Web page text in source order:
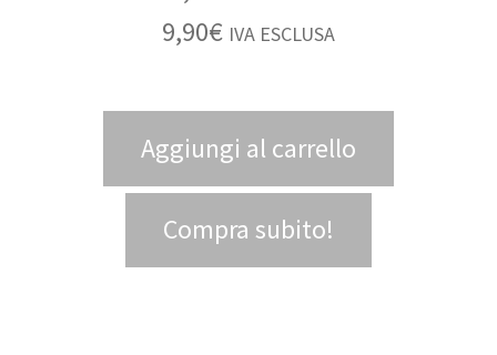
9,90€ IVA ESCLUSA
Aggiungi al carrello
Compra subito!